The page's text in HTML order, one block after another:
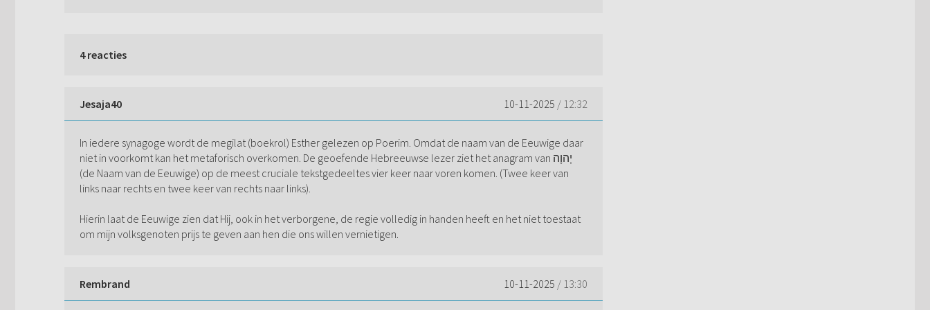
4 reacties
Jesaja40 10-11-2025 / 12:32
In iedere synagoge wordt de megilat (boekrol) Esther gelezen op Poerim. Omdat de naam van de Eeuwige daar
niet in voorkomt kan het metaforisch overkomen. De geoefende Hebreeuwse lezer ziet het anagram van יְהוָה
(de Naam van de Eeuwige) op de meest cruciale tekstgedeeltes vier keer naar voren komen. (Twee keer van
links naar rechts en twee keer van rechts naar links).
Hierin laat de Eeuwige zien dat Hij, ook in het verborgene, de regie volledig in handen heeft en het niet toestaat
om mijn volksgenoten prijs te geven aan hen die ons willen vernietigen.
Rembrand 10-11-2025 / 13:30